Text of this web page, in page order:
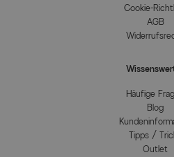
Cookie-
AGB
Häufige
Blog
Tipps /
Outlet